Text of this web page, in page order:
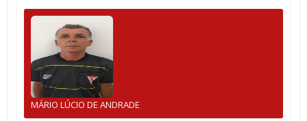
MÁRIO LÚCIO DE ANDRADE